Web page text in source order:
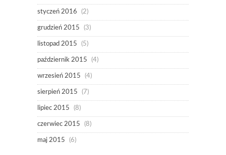
styczeń 2016 (2)
grudzień 2015 (3)
listopad 2015 (5)
październik 2015 (4)
wrzesień 2015 (4)
sierpień 2015 (7)
lipiec 2015 (8)
czerwiec 2015 (8)
maj 2015 (6)